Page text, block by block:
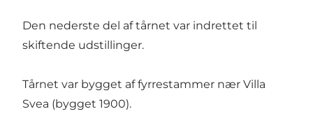
Den nederste del af tårnet var indrettet til
skiftende udstillinger.
Tårnet var bygget af fyrrestammer nær Villa
Svea (bygget 1900).